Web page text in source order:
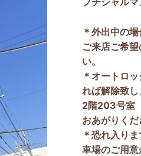
＊外出中の
ご来店ご希
い。
＊オートロ
れば解除致し
2階203号室
おあがりくだ
＊恐れ入り
車場のご用意